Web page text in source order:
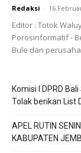
Redaksi - 16
Editor : Totok
Porosinformatif -
Bule dan
Komisi I DPRD
Tolak berikan List
APEL RUTIN
KABUPATEN